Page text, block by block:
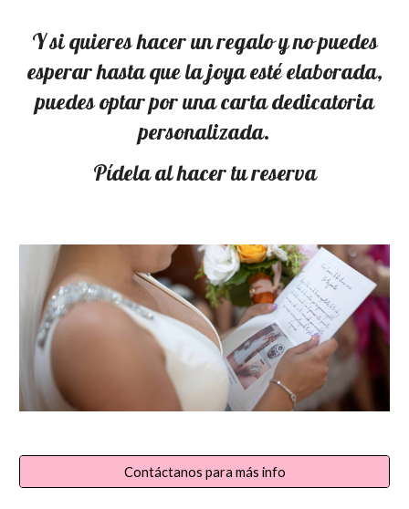
Y si quieres hacer un regalo y no puedes
esperar hasta que la joya esté elaborada,
puedes optar por una carta dedicatoria
personalizada.
Pídela al hacer tu reserva
Contáctanos para más info